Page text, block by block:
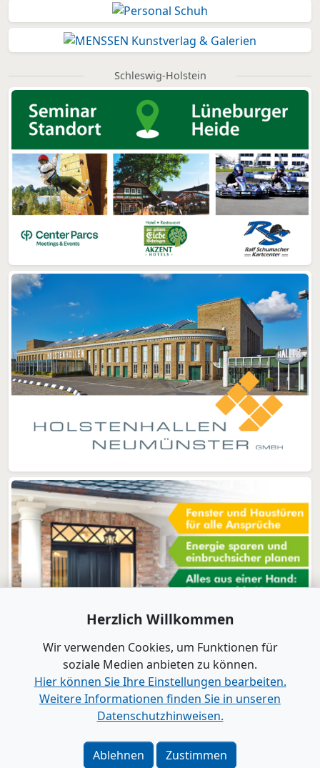
Schleswig-Holstein
www.B2B-Wirtschaft.de
Impressum|Datenschutz|Barrierefreiheit
Herzlich Willkommen
Wir verwenden Cookies, um Funktionen für
soziale Medien anbieten zu können.
Hier können Sie Ihre Einstellungen bearbeiten.
Weitere Informationen finden Sie in unseren
Datenschutzhinweisen.
Ablehnen Zustimmen